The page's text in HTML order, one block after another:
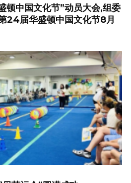
顿中国文化节”动员大会,组委
届华盛顿中国文化节8月